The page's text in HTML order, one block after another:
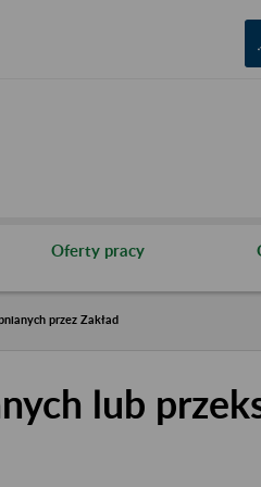
Oferty pracy
przez Zakład
lub